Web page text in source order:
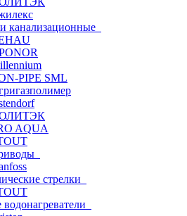
канализационные
PIPE SML
AQUA
стрелки
водонагреватели